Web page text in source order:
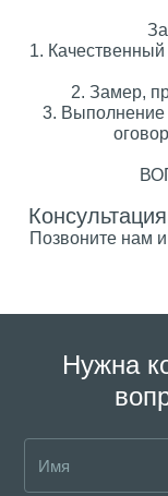
1.
2. Замер,
3. Выполнение
Позвоните нам
Нужна